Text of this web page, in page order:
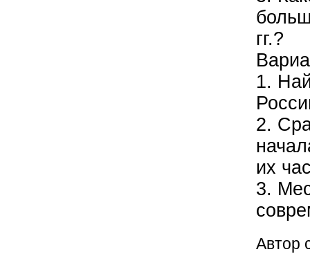
гг.?
1.
2.
их
3.
Автор